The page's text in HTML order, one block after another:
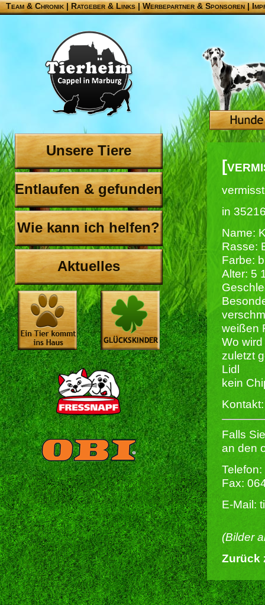
Team & Chronik |Ratgeber & Links|Werbepartner & Sponsoren|
Unsere Tiere
Entlaufen & gefunden
Wie kann ich helfen?
Aktuelles
in
Name:
Rasse:
Farbe:
Alter: 5
weißen
Wo
zuletzt
Lidl
kein
Falls
an den
Fax:
E-Mail:
(Bilder
Zurück